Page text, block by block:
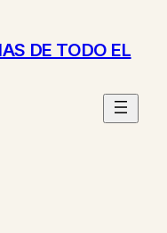
DE TODO EL